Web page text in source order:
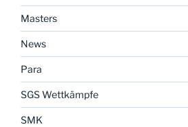
Masters
News
Para
SGS Wettkämpfe
SMK